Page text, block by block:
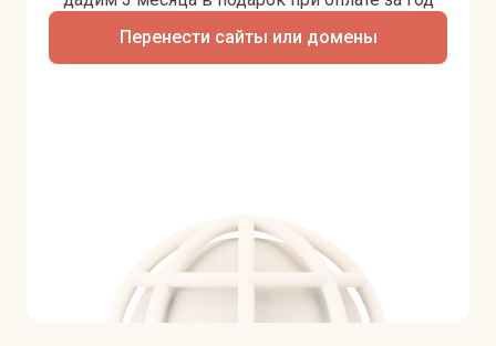
Перенести сайты или домены